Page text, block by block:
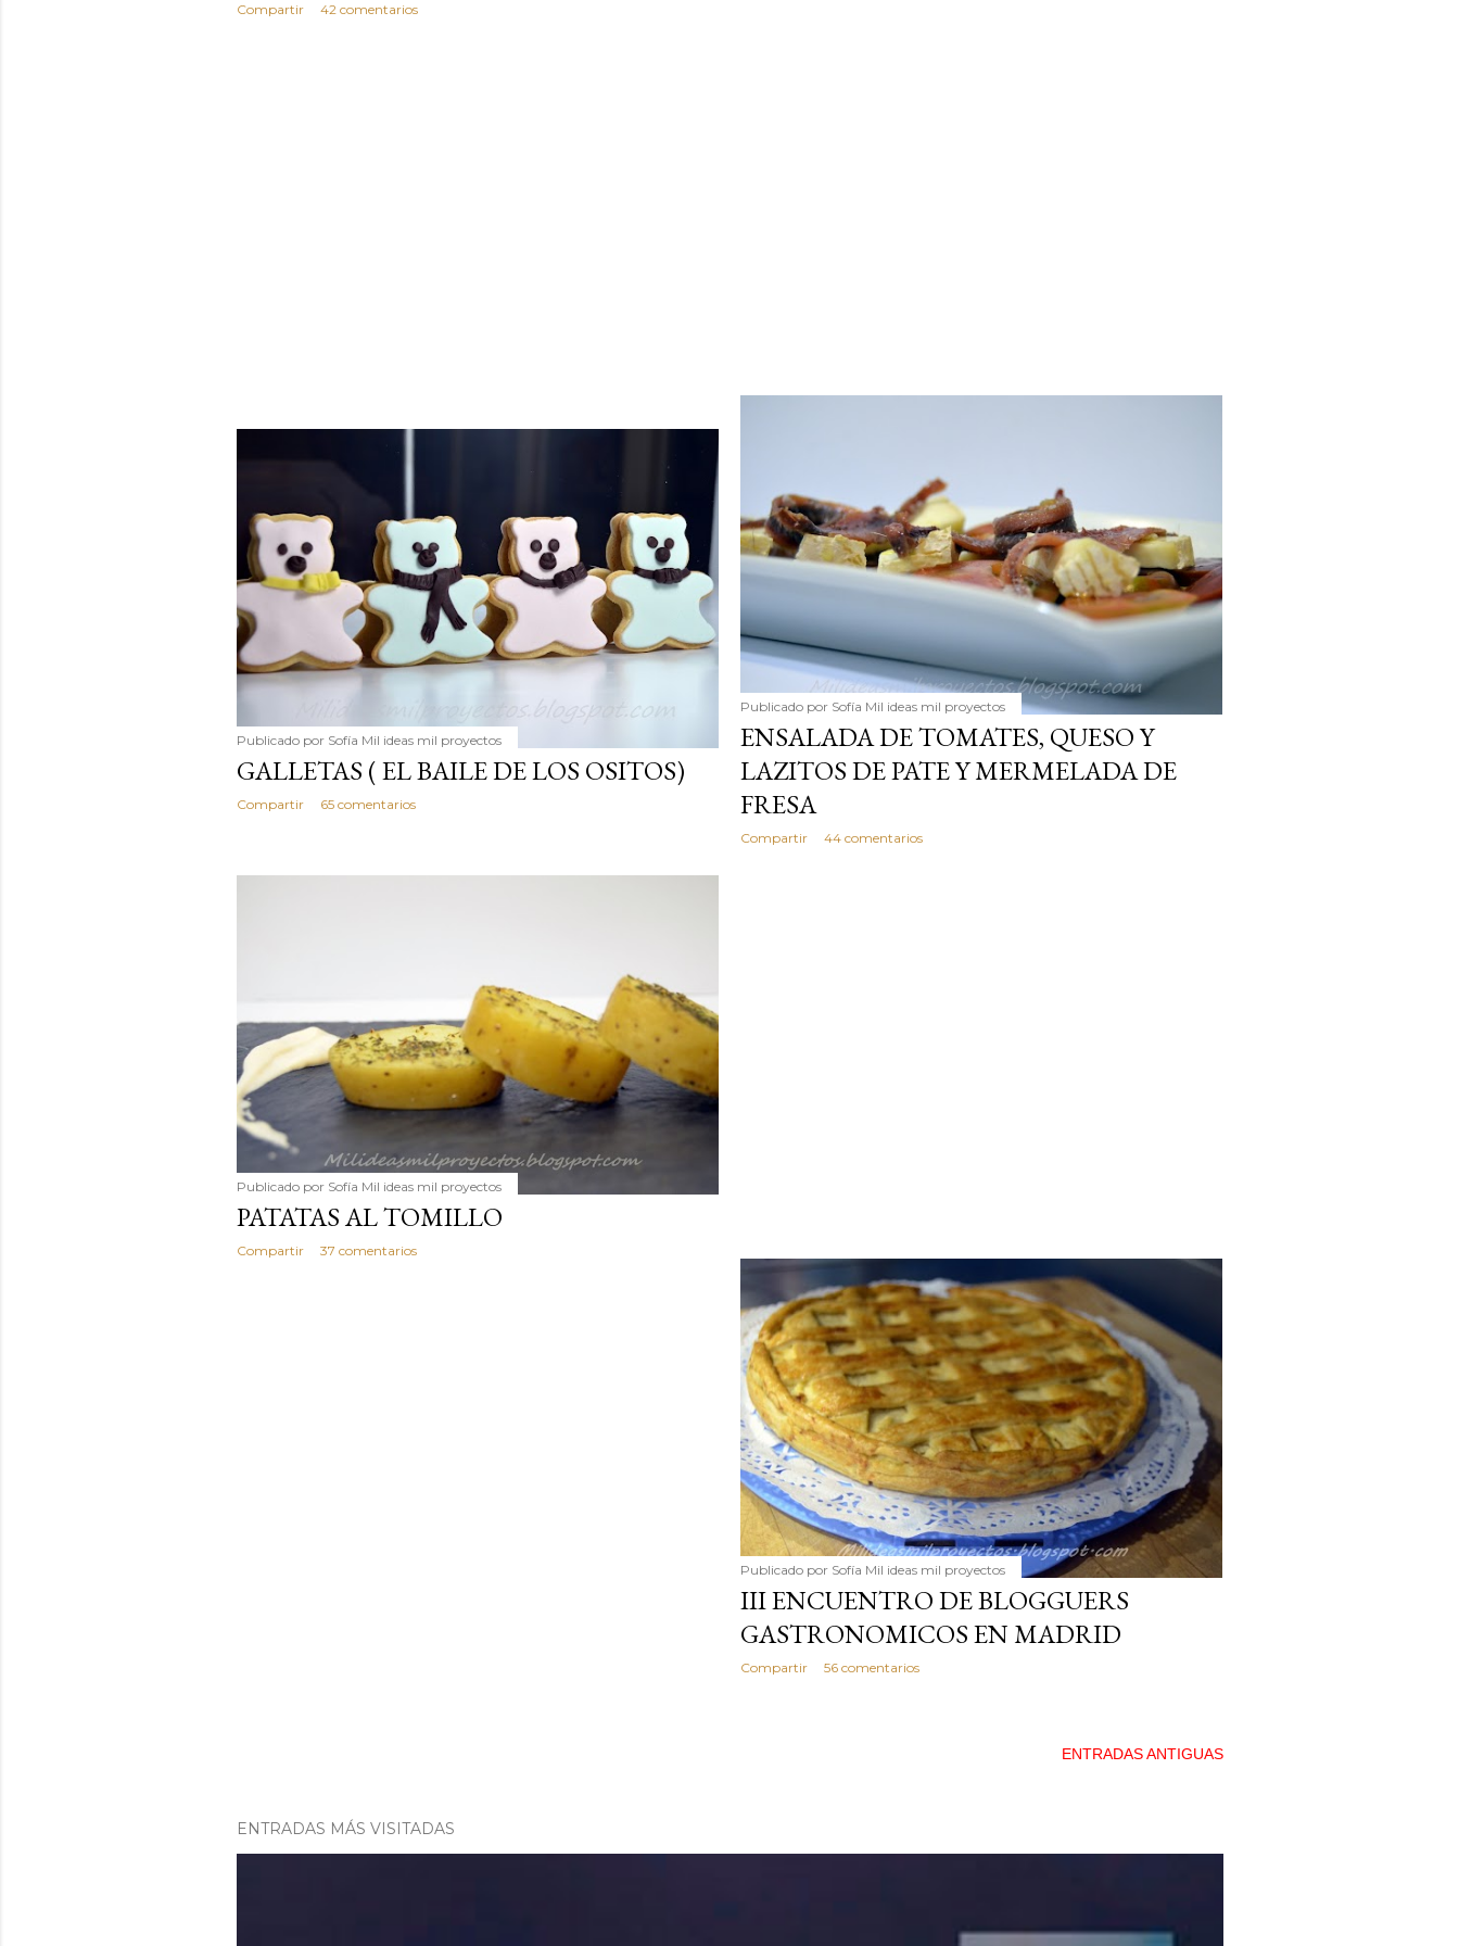
Compartir 42 comentarios
Publicado por Sofía Mil ideas mil proyectos
ENSALADA DE TOMATES, QUESO Y
LAZITOS DE PATE Y MERMELADA DE
FRESA
Compartir 44 comentarios
Publicado por Sofía Mil ideas mil proyectos
GALLETAS ( EL BAILE DE LOS OSITOS)
Compartir 65 comentarios
Publicado por Sofía Mil ideas mil proyectos
PATATAS AL TOMILLO
Compartir 37 comentarios
Publicado por Sofía Mil ideas mil proyectos
III ENCUENTRO DE BLOGGUERS
GASTRONOMICOS EN MADRID
Compartir 56 comentarios
ENTRADAS ANTIGUAS
ENTRADAS MÁS VISITADAS